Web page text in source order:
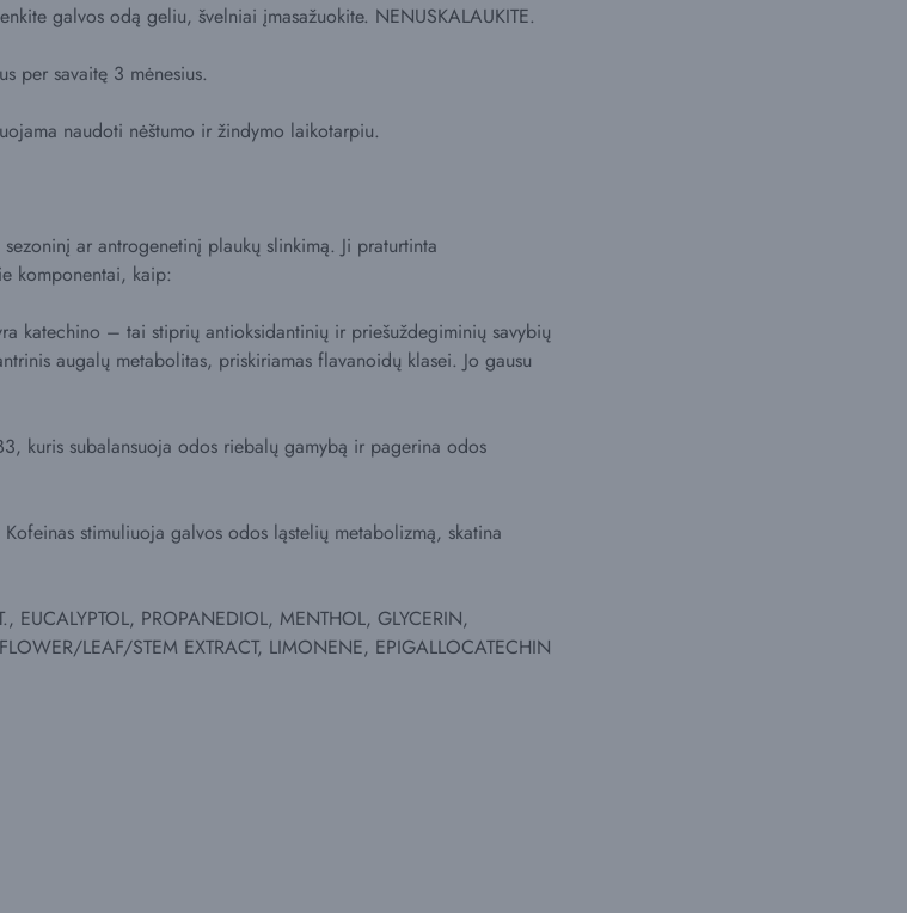
galvos odą geliu, švelniai įmasažuokite. NENUSKALAUKITE.
per savaitę 3 mėnesius.
naudoti nėštumo ir žindymo laikotarpiu.
ar antrogenetinį plaukų slinkimą. Ji praturtinta
komponentai, kaip:
katechino – tai stiprių antioksidantinių ir priešuždegiminių savybių
augalų metabolitas, priskiriamas flavanoidų klasei. Jo gausu
kuris subalansuoja odos riebalų gamybą ir pagerina odos
stimuliuoja galvos odos ląstelių metabolizmą, skatina
PROPANEDIOL, MENTHOL, GLYCERIN,
LEAF/STEM EXTRACT, LIMONENE, EPIGALLOCATECHIN